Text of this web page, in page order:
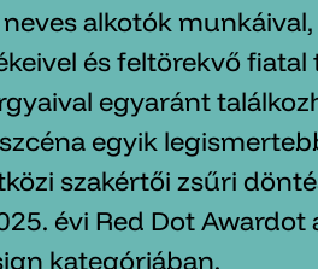
alkotók
és feltörekvő fiatal
egyaránt
egyik
szakértői zsűri
évi Red Dot Awardot
kategóriában.